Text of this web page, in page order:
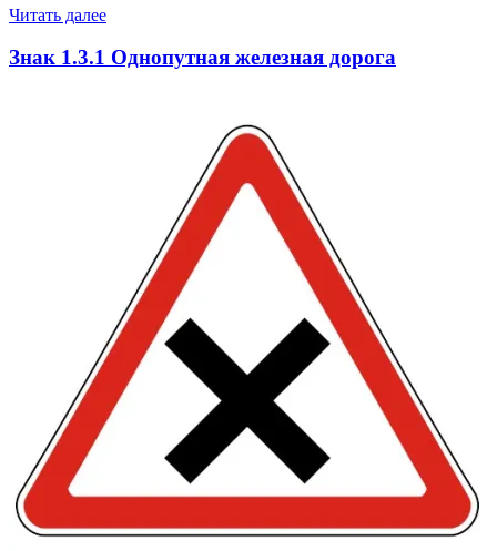
Читать далее
Знак 1.3.1 Однопутная железная дорога